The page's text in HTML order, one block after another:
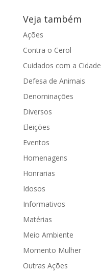
Veja também
Ações
Contra o Cerol
Cuidados com a Cidade
Defesa de Animais
Denominações
Diversos
Eleições
Eventos
Homenagens
Honrarias
Idosos
Informativos
Matérias
Meio Ambiente
Momento Mulher
Outras Ações